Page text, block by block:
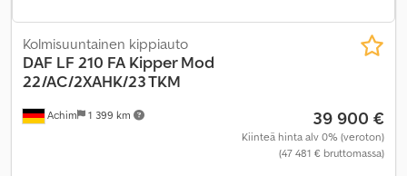
Achim 1 399 km
Kolmisuuntainen kippiauto
DAF LF 210 FA Kipper Mod
22/AC/2XAHK/23 TKM
39 900 €
Kiinteä hinta alv 0% (veroton)
(47 481 € bruttomassa)